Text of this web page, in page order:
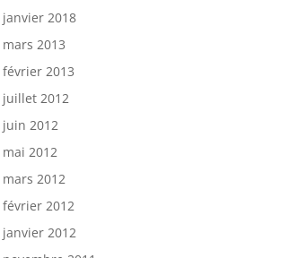
janvier 2018
mars 2013
février 2013
juillet 2012
juin 2012
mai 2012
mars 2012
février 2012
janvier 2012